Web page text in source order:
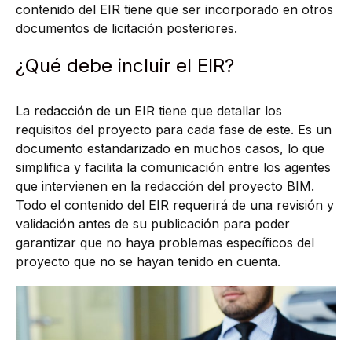
contenido del EIR tiene que ser incorporado en otros
documentos de licitación posteriores.
¿Qué debe incluir el EIR?
La redacción de un EIR tiene que detallar los
requisitos del proyecto para cada fase de este. Es un
documento estandarizado en muchos casos, lo que
simplifica y facilita la comunicación entre los agentes
que intervienen en la redacción del proyecto BIM.
Todo el contenido del EIR requerirá de una revisión y
validación antes de su publicación para poder
garantizar que no haya problemas específicos del
proyecto que no se hayan tenido en cuenta.